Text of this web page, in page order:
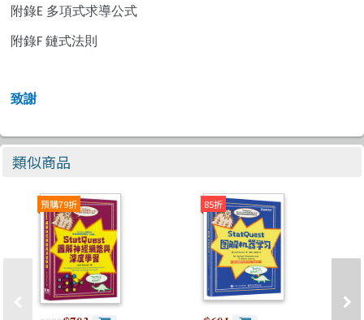
附錄E 多項式求導公式
附錄F 鏈式法則
致謝
類似商品
預購79折 85折